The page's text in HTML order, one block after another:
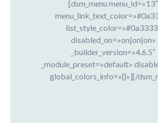
[dsm_menu menu_id=»13″
disabled_on=»on|on|on»
_builder_version=»4.6.5″
_module_preset=»default»
global_colors_info=»{}»][/